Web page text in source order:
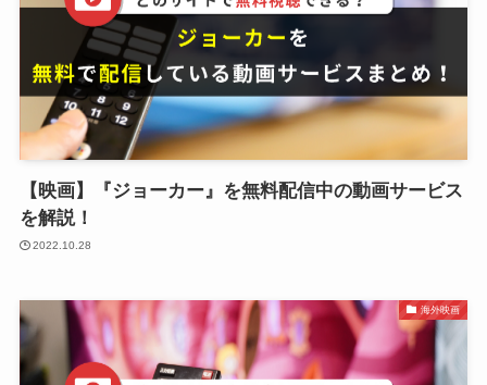
【映画】『ジョーカー』を無料配信中の動画サービス
を解説！
2022.10.28
海外映画